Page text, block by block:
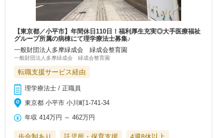
【東京都／小平市】年間休日110日！福利厚生充実◎大手医療福祉
グループ所属の病棟にて理学療法士募集♪
一般財団法人多摩緑成会 緑成会整育園
一般財団法人多摩緑成会 緑成会整育園
転職支援サービス経由
理学療法士 / 正職員
東京都 小平市 小川町1‐741-34
年収 414万円 ～462万円
歩合制あり 託児所・保育支援
4週8休以上